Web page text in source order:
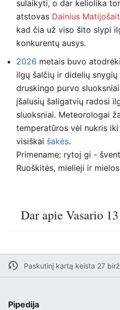
sulaikyti, o dar keliolika
atstovas Dainius
kad čia už viso šito slypi
konkurentų ausys.
2026 metais buvo
ilgų šalčių ir didelių
druskingo purvo
įšalusių šaligatvių radosi
sluoksniai. Meteorologai
temperatūros vėl nukris
visiškai šakės.
Primename: rytoj gi -
Ruoškitės, mielieji ir
Dar apie Vasario 13
Paskutinį kartą keista 27
Pipedija